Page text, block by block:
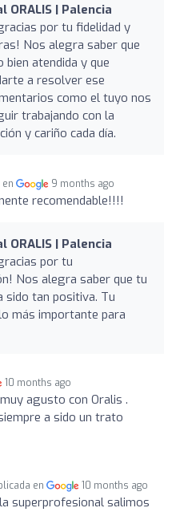
ORALIS | Palencia
por tu fidelidad y
Nos alegra saber que
bien atendida y que
a resolver ese
como el tuyo nos
trabajando con la
y cariño cada día.
en 9 months ago
recomendable!!!!
ORALIS | Palencia
por tu
Nos alegra saber que tu
sido tan positiva. Tu
más importante para
10 months ago
agusto con Oralis .
a sido un trato
en 10 months ago
superprofesional salimos